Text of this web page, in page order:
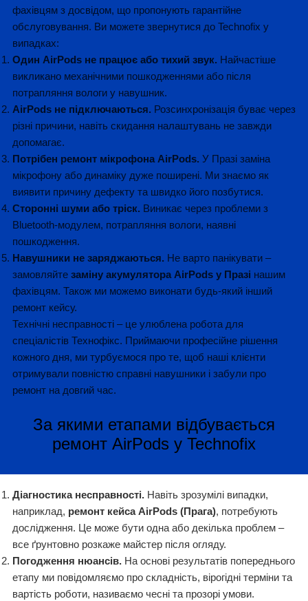
фахівцям з досвідом, що пропонують гарантійне
обслуговування. Ви можете звернутися до Technofix у
випадках:
Один AirPods не працює або тихий звук. Найчастіше
викликано механічними пошкодженнями або після
потрапляння вологи у навушник.
AirPods не підключаються. Розсинхронізація буває через
різні причини, навіть скидання налаштувань не завжди
допомагає.
Потрібен ремонт мікрофона AirPods. У Празі заміна
мікрофону або динаміку дуже поширені. Ми знаємо як
виявити причину дефекту та швидко його позбутися.
Сторонні шуми або тріск. Виникає через проблеми з
Bluetooth-модулем, потрапляння вологи, наявні
пошкодження.
Навушники не заряджаються. Не варто панікувати –
замовляйте заміну акумулятора AirPods у Празі нашим
фахівцям. Також ми можемо виконати будь-який інший
ремонт кейсу.
Технічні несправності – це улюблена робота для
спеціалістів Технофікс. Приймаючи професійне рішення
кожного дня, ми турбуємося про те, щоб наші клієнти
отримували повністю справні навушники і забули про
ремонт на довгий час.
За якими етапами відбувається
ремонт AirPods у Technofix
Діагностика несправності. Навіть зрозумілі випадки,
наприклад, ремонт кейса AirPods (Прага), потребують
дослідження. Це може бути одна або декілька проблем –
все ґрунтовно розкаже майстер після огляду.
Погодження нюансів. На основі результатів попереднього
етапу ми повідомляємо про складність, вірогідні терміни та
вартість роботи, називаємо чесні та прозорі умови.